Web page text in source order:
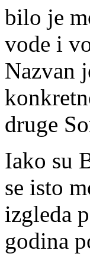
bilo je
vode i
Nazvan
druge
Iako su
se isto
izgleda
godina